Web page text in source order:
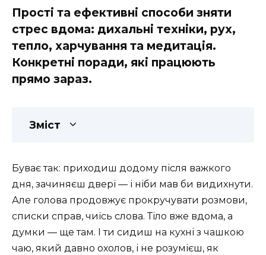
Прості та ефективні способи зняти
стрес вдома: дихальні техніки, рух,
тепло, харчування та медитація.
Конкретні поради, які працюють
прямо зараз.
Зміст
Буває так: приходиш додому після важкого
дня, зачиняєш двері — і ніби мав би видихнути.
Але голова продовжує прокручувати розмови,
списки справ, чиїсь слова. Тіло вже вдома, а
думки — ще там. І ти сидиш на кухні з чашкою
чаю, який давно охолов, і не розумієш, як